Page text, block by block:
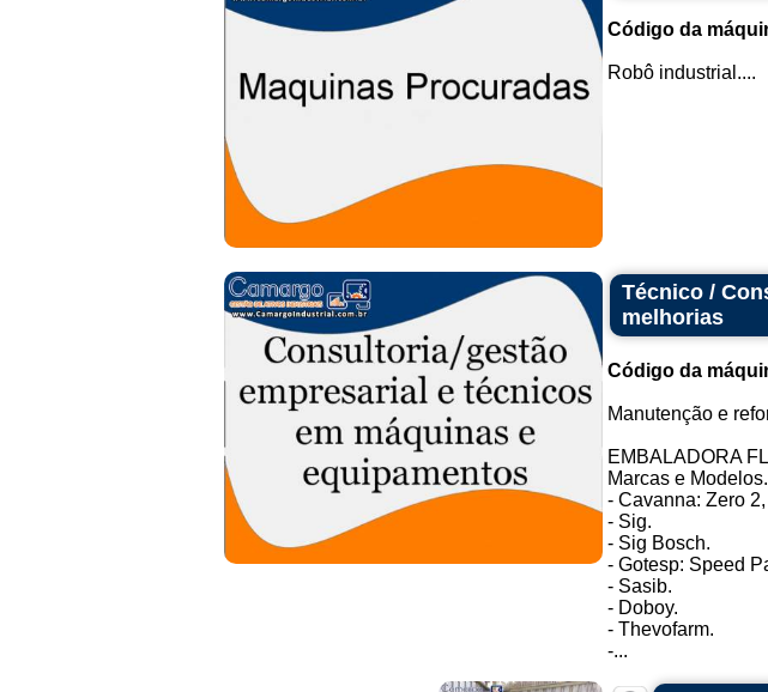
Código da
Robô industrial....
Técnico /
melhorias
Código da
Manutenção e
EMBALADORA
Marcas e Modelos.
- Cavanna: Zero
- Sig.
- Sig Bosch.
- Gotesp: Speed
- Sasib.
- Doboy.
- Thevofarm.
-...